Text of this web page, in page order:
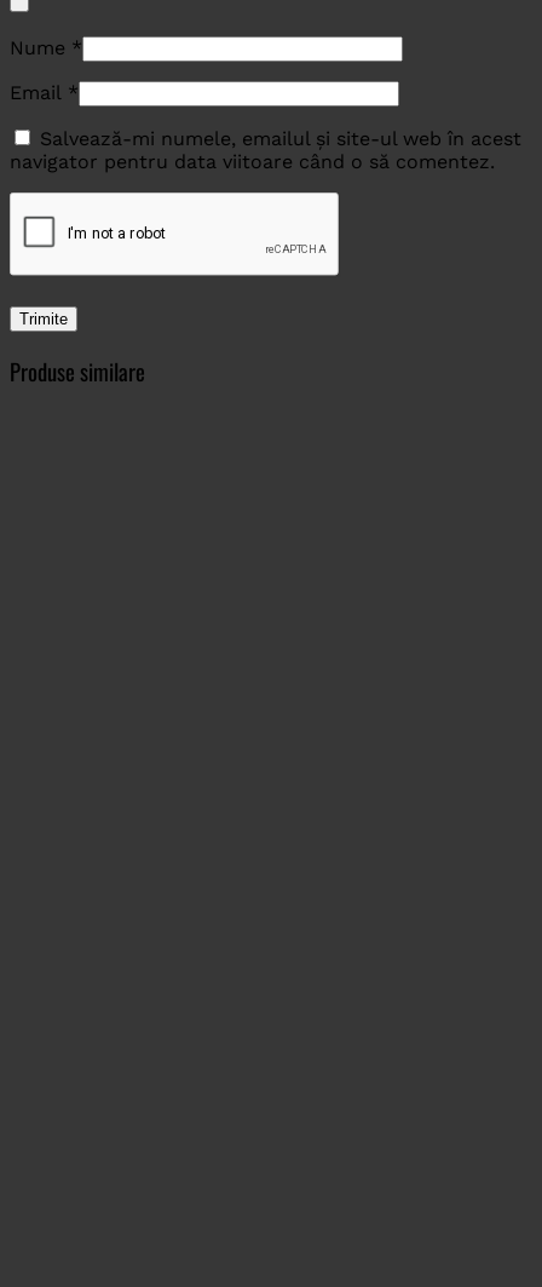
Nume *
Email *
Salvează-mi numele, emailul și site-ul web în acest
navigator pentru data viitoare când o să comentez.
Produse similare